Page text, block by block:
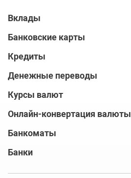
Вклады
Банковские карты
Кредиты
Денежные переводы
Курсы валют
Онлайн-конвертация валюты
Банкоматы
Банки